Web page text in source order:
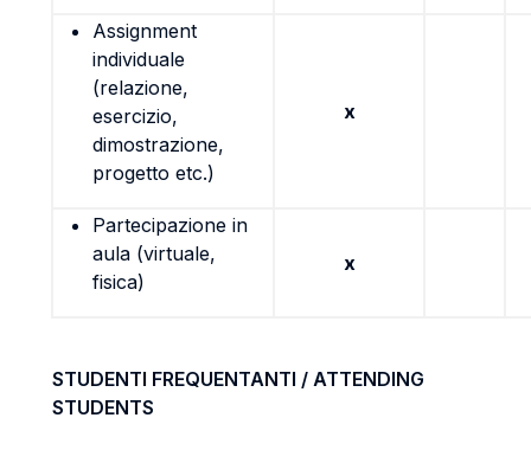
Assignment
individuale
(relazione,
esercizio,
dimostrazione,
progetto etc.)
x
Partecipazione in
aula (virtuale,
fisica)
x
STUDENTI FREQUENTANTI / ATTENDING
STUDENTS